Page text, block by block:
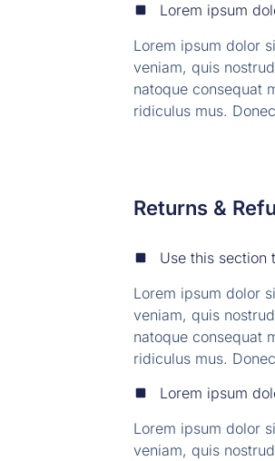
Lorem ipsum
Lorem ipsum dolor
veniam, quis
natoque consequat
ridiculus mus.
Returns &
Use this section
Lorem ipsum dolor
veniam, quis
natoque consequat
ridiculus mus.
Lorem ipsum
Lorem ipsum dolor
veniam, quis